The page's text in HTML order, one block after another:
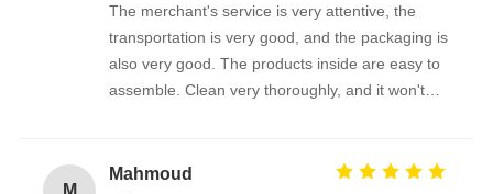
The merchant's service is very attentive, the
transportation is very good, and the packaging is
also very good. The products inside are easy to
assemble. Clean very thoroughly, and it won't
Mahmoud